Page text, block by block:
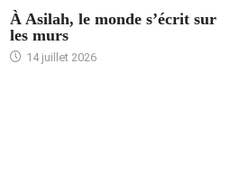
À Asilah, le monde s’écrit sur
les murs
14 juillet 2026